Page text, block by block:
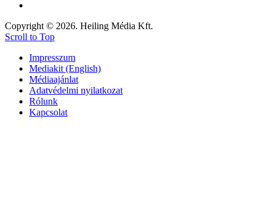
Copyright © 2026. Heiling Média Kft.
Scroll to Top
Impresszum
Mediakit (English)
Médiaajánlat
Adatvédelmi nyilatkozat
Rólunk
Kapcsolat